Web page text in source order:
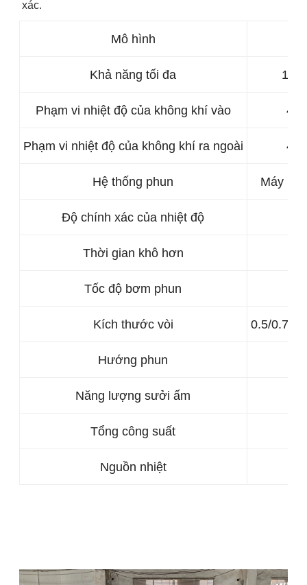
xác.
Mô hình
Khả năng tối đa
Phạm vi nhiệt độ của không khí vào
Phạm vi nhiệt độ của không khí ra ngoài
Hệ thống phun Máy
Độ chính xác của nhiệt độ
Thời gian khô hơn
Tốc độ bơm phun
Kích thước vòi 0.5/0.7/
Hướng phun
Năng lượng sưởi ấm
Tổng công suất
Nguồn nhiệt